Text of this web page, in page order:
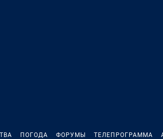
ПОГОДА ФОРУМЫ ТЕЛЕПРОГРАММА